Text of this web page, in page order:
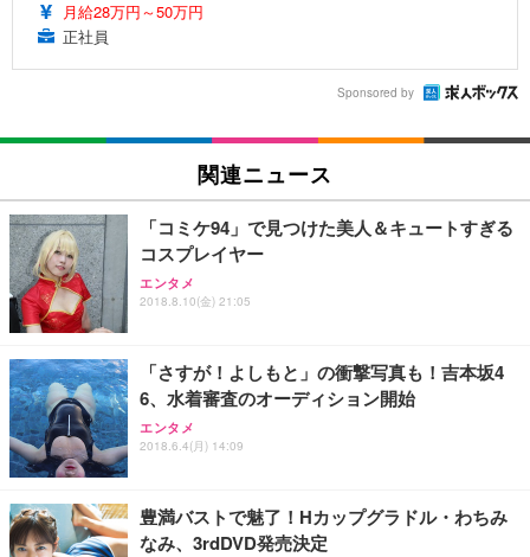
月給28万円～50万円
正社員
Sponsored by
関連ニュース
「コミケ94」で見つけた美人＆キュートすぎる
コスプレイヤー
エンタメ
2018.8.10(金) 21:05
「さすが！よしもと」の衝撃写真も！吉本坂4
6、水着審査のオーディション開始
エンタメ
2018.6.4(月) 14:09
豊満バストで魅了！Hカップグラドル・わちみ
なみ、3rdDVD発売決定